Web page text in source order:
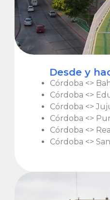
Desde y
Córdoba <>
Córdoba <>
Córdoba <>
Córdoba <>
Córdoba <>
Córdoba <>